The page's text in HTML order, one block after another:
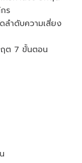
ร
ดลำดับความเสี่ยง
ฤต 7 ขั้นตอน